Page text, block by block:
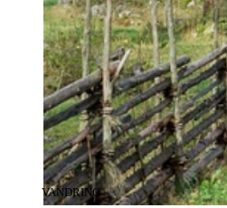
KATEGORI:
VANDRING